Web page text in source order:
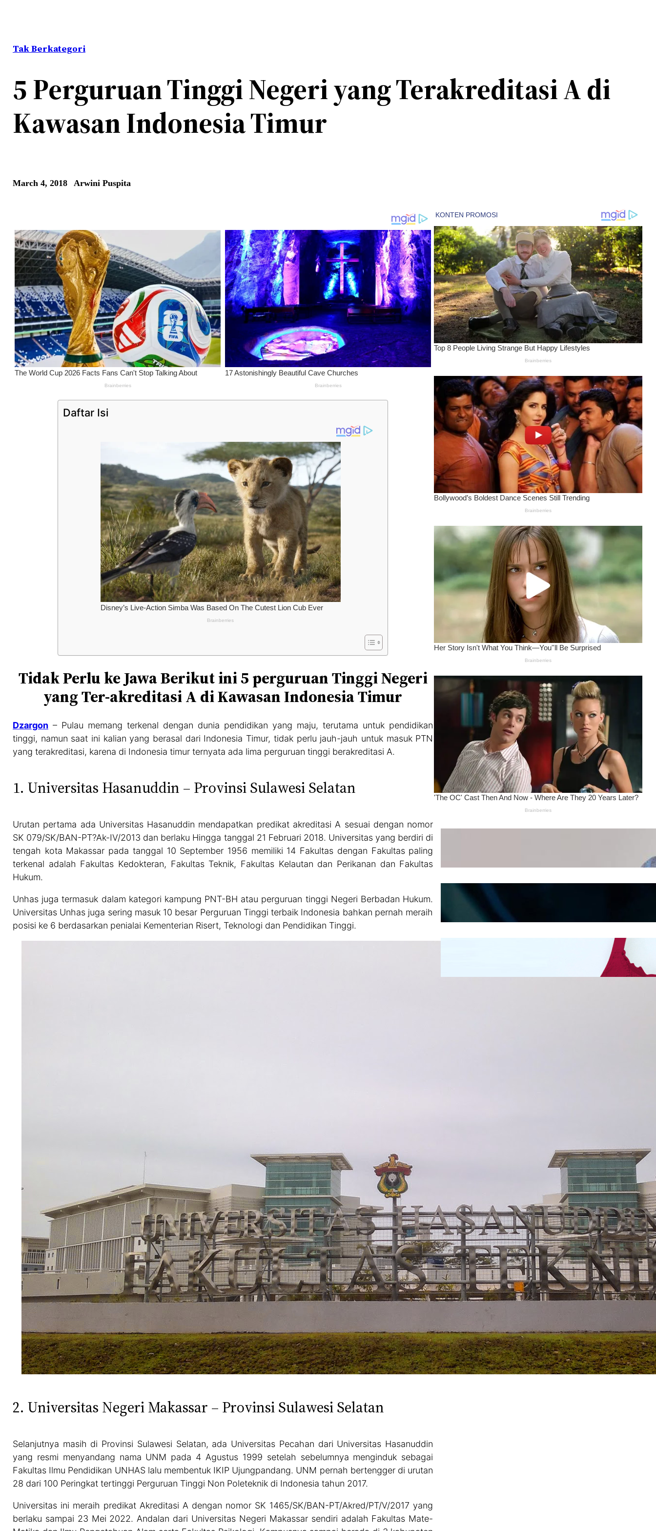
Tak Berkategori
5 Perguruan Tinggi Negeri yang Terakreditasi A di
Kawasan Indonesia Timur
March 4, 2018 Arwini Puspita
Daftar Isi
Tidak Perlu ke Jawa Berikut ini 5 perguruan Tinggi Negeri
yang Ter-akreditasi A di Kawasan Indonesia Timur
Dzargon – Pulau memang terkenal dengan dunia pendidikan yang maju, terutama untuk pendidikan
tinggi, namun saat ini kalian yang berasal dari Indonesia Timur, tidak perlu jauh-jauh untuk masuk PTN
yang terakreditasi, karena di Indonesia timur ternyata ada lima perguruan tinggi berakreditasi A.
1. Universitas Hasanuddin – Provinsi Sulawesi Selatan
Urutan pertama ada Universitas Hasanuddin mendapatkan predikat akreditasi A sesuai dengan nomor
SK 079/SK/BAN-PT?Ak-IV/2013 dan berlaku Hingga tanggal 21 Februari 2018. Universitas yang berdiri di
tengah kota Makassar pada tanggal 10 September 1956 memiliki 14 Fakultas dengan Fakultas paling
terkenal adalah Fakultas Kedokteran, Fakultas Teknik, Fakultas Kelautan dan Perikanan dan Fakultas
Hukum.
Unhas juga termasuk dalam kategori kampung PNT-BH atau perguruan tinggi Negeri Berbadan Hukum.
Universitas Unhas juga sering masuk 10 besar Perguruan Tinggi terbaik Indonesia bahkan pernah meraih
posisi ke 6 berdasarkan penialai Kementerian Risert, Teknologi dan Pendidikan Tinggi.
2. Universitas Negeri Makassar – Provinsi Sulawesi Selatan
Selanjutnya masih di Provinsi Sulawesi Selatan, ada Universitas Pecahan dari Universitas Hasanuddin
yang resmi menyandang nama UNM pada 4 Agustus 1999 setelah sebelumnya menginduk sebagai
Fakultas Ilmu Pendidikan UNHAS lalu membentuk IKIP Ujungpandang. UNM pernah bertengger di urutan
28 dari 100 Peringkat tertinggi Perguruan Tinggi Non Poleteknik di Indonesia tahun 2017.
Universitas ini meraih predikat Akreditasi A dengan nomor SK 1465/SK/BAN-PT/Akred/PT/V/2017 yang
berlaku sampai 23 Mei 2022. Andalan dari Universitas Negeri Makassar sendiri adalah Fakultas Mate-
Wanita Pamer Pakaian
Kepribadian
Mengintip Kepribadian
Wanita Dari Warna Bra